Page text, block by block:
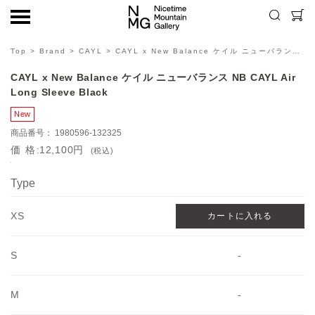
Top > Brand > CAYL > CAYL x New Balance ケイル ニューバランス NB CAYL Air Long Sleeve Black
CAYL x New Balance ケイル ニューバランス NB CAYL Air
Long Sleeve Black
1980596-132325
価格12,100円 (税込)
Type
XS
S -
M -